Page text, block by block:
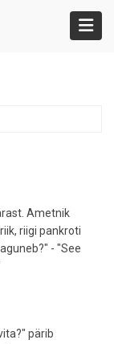
Ametnik
riigi pankroti
- "See
pärib